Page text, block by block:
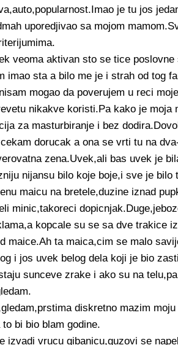
je tu jos
uporedjivao sa mojom
veoma aktivan sto se tice
imao sta a bilo me je i strah od tog
mogao da poverujem u reci
nikakve koristi.Pa kako je
za masturbiranje i bez
dorucak a ona se vrti tu na
zena.Uvek,ali bas uvek je
nijansu bilo koje boje,i sve je bilo
maicu na bretele,duzine iznad
minic,takoreci
kopcale su se sa dve trakice
maice.Ah ta maica,cim se malo
i jos uvek belog dela koji je bio
sunceve zrake i ako su na
diskretno mazim
bi bio blam godine.
izvadi vrucu gibanicu,guzovi se